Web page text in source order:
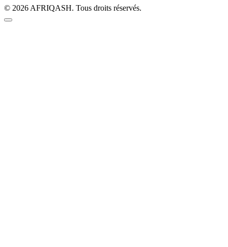
© 2026 AFRIQASH. Tous droits réservés.